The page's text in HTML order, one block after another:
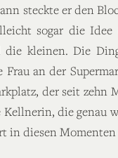
steckte er den
sogar die
die kleinen. Die
an der
der seit zehn
die genau
in diesen Momenten